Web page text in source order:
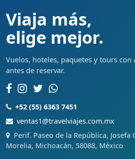
Viaja más,
elige mejor.
Vuelos, hoteles, paquetes y tours con
antes de reservar.
+52 (55) 6363 7451
ventas1@travelviajes.com.mx
Perif. Paseo de la República,
Morelia, Michoacán, 58088, México